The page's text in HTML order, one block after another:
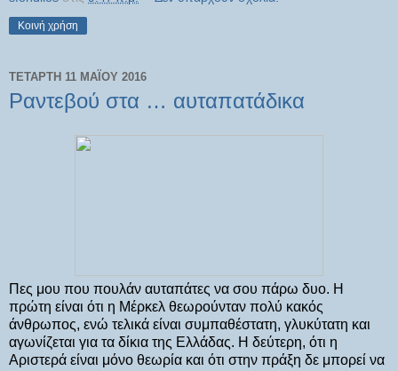
Κοινή χρήση
ΤΕΤΆΡΤΗ 11 ΜΑΪ́ΟΥ 2016
Ραντεβού στα … αυταπατάδικα
Πες μου που πουλάν αυταπάτες να σου πάρω δυο. Η
πρώτη είναι ότι η Μέρκελ θεωρούνταν πολύ κακός
άνθρωπος, ενώ τελικά είναι συμπαθέστατη, γλυκύτατη και
αγωνίζεται για τα δίκια της Ελλάδας. Η δεύτερη, ότι η
Αριστερά είναι μόνο θεωρία και ότι στην πράξη δε μπορεί να